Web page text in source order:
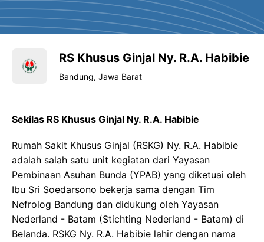
RS Khusus Ginjal Ny. R.A. Habibie
Bandung, Jawa Barat
Sekilas RS Khusus Ginjal Ny. R.A. Habibie
Rumah Sakit Khusus Ginjal (RSKG) Ny. R.A. Habibie
adalah salah satu unit kegiatan dari Yayasan
Pembinaan Asuhan Bunda (YPAB) yang diketuai oleh
Ibu Sri Soedarsono bekerja sama dengan Tim
Nefrolog Bandung dan didukung oleh Yayasan
Nederland - Batam (Stichting Nederland - Batam) di
Belanda. RSKG Ny. R.A. Habibie lahir dengan nama